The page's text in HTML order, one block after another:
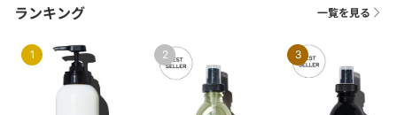
ランキング 一覧を見る
1 2 3